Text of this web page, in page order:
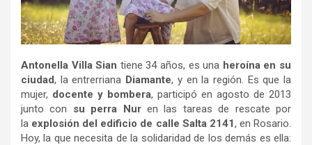
Antonella Villa Sian tiene 34 años, es una heroína en su
ciudad, la entrerriana Diamante, y en la región. Es que la
mujer, docente y bombera, participó en agosto de 2013
junto con su perra Nuren las tareas de rescate por
la explosión del edificio de calle Salta 2141, en Rosario.
Hoy, la que necesita de la solidaridad de los demás es ella: